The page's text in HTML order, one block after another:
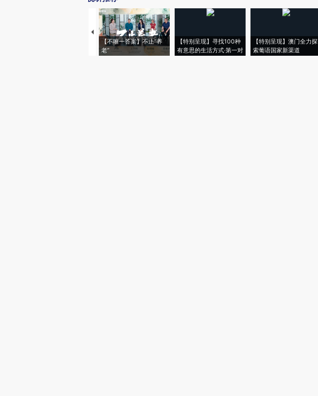
【不唯一答案】不止“养
老”
【特别呈现】寻找100种
有意思的生活方式·第一对
【特别呈现】澳门全力探
索葡语国家新渠道